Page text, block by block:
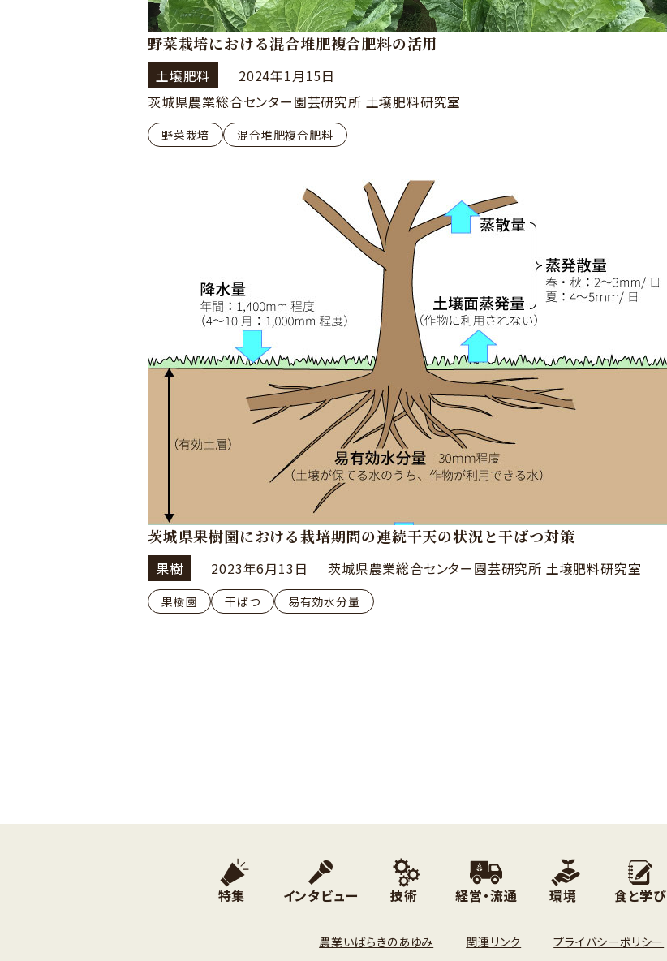
野菜栽培における混合堆肥複合肥料の活用
土壌肥料
2024年1月15日
茨城県農業総合センター園芸研究所 土壌肥料研究室
野菜栽培 混合堆肥複合肥料
茨城県果樹園における栽培期間の連続干天の状況と干ばつ対策
果樹 2023年6月13日 茨城県農業総合センター園芸研究所 土壌肥料研究室
果樹園 干ばつ 易有効水分量
特集 インタビュー 技術 経営・流通 環境 食と学び
農業いばらきのあゆみ 関連リンク プライバシーポリシー